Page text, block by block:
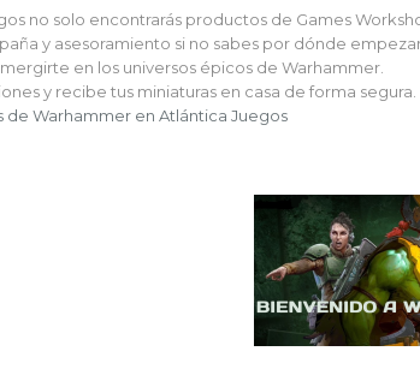
no solo encontrarás productos de Games
y asesoramiento si no sabes por dónde
en los universos épicos de Warhammer.
y recibe tus miniaturas en casa de forma
de Warhammer en Atlántica Juegos